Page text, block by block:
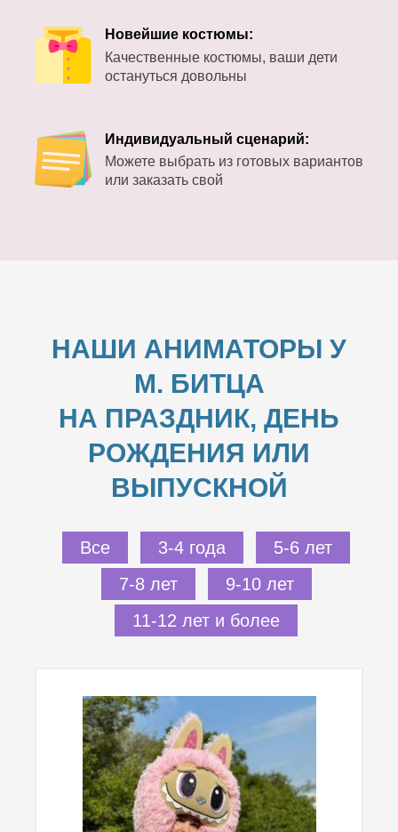
Новейшие костюмы:
Качественные костюмы, ваши дети
остануться довольны
Индивидуальный сценарий:
Можете выбрать из готовых вариантов
или заказать свой
НАШИ АНИМАТОРЫ У
М. БИТЦА
НА ПРАЗДНИК, ДЕНЬ
РОЖДЕНИЯ ИЛИ
ВЫПУСКНОЙ
Все 3-4 года
5-6 лет
7-8 лет
9-10 лет
11-12 лет и более